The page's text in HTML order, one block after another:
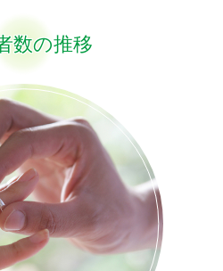
数の推移